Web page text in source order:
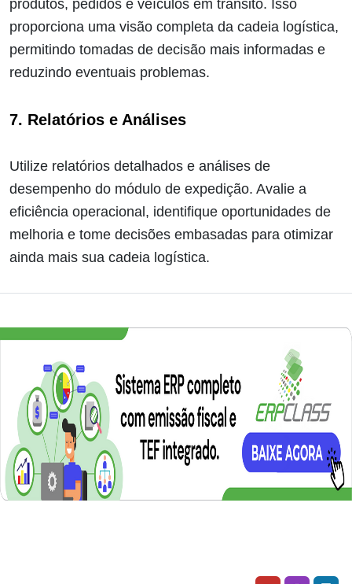
produtos, pedidos e veículos em trânsito. Isso
proporciona uma visão completa da cadeia logística,
permitindo tomadas de decisão mais informadas e
reduzindo eventuais problemas.
7. Relatórios e Análises
Utilize relatórios detalhados e análises de
desempenho do módulo de expedição. Avalie a
eficiência operacional, identifique oportunidades de
melhoria e tome decisões embasadas para otimizar
ainda mais sua cadeia logística.